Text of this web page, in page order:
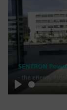
Play